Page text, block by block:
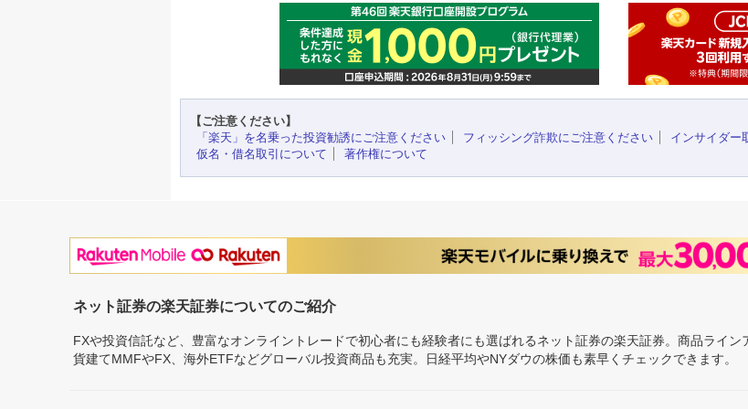
【ご注意ください】
「楽天」を名乗った投資勧誘にご注意ください
フィッシング詐欺にご注意ください インサイダー
仮名・借名取引について
著作権について
ネット証券の楽天証券についてのご紹介
FXや投資信託など、豊富なオンライントレードで初心者にも経験者にも選ばれるネット証券の楽天証券。商品ライ
貨建てMMFやFX、海外ETFなどグローバル投資商品も充実。日経平均やNYダウの株価も素早くチェックできます。